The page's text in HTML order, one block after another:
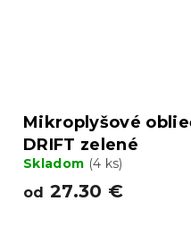
Mikroplyšové
DRIFT zelené
Skladom (4 ks)
od 27.30 €